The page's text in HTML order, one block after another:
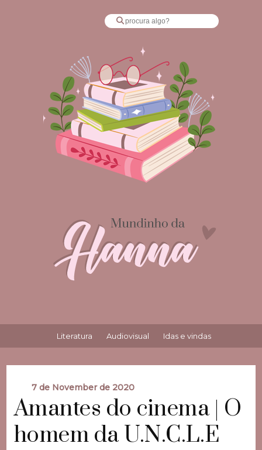
Literatura Audiovisual Idas e vindas
7 de November de 2020
Amantes do cinema | O
homem da U.N.C.L.E